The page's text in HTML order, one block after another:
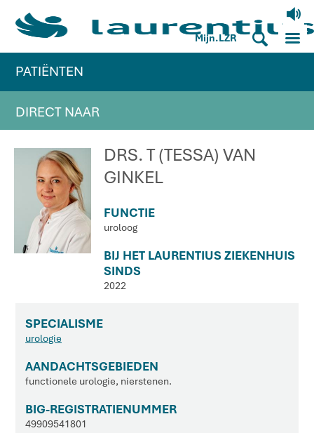
V
Mijn.LZR S M
PATIËNTEN
DIRECT NAAR
DRS. T (TESSA) VAN
GINKEL
FUNCTIE
uroloog
BIJ HET LAURENTIUS ZIEKENHUIS
SINDS
2022
SPECIALISME
urologie
AANDACHTSGEBIEDEN
functionele urologie, nierstenen.
BIG-REGISTRATIENUMMER
49909541801